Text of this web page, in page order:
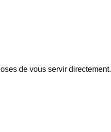
de vous servir directement.